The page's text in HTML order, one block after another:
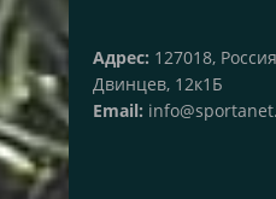
Адрес: 127018,
Двинцев, 12к1Б
Email: